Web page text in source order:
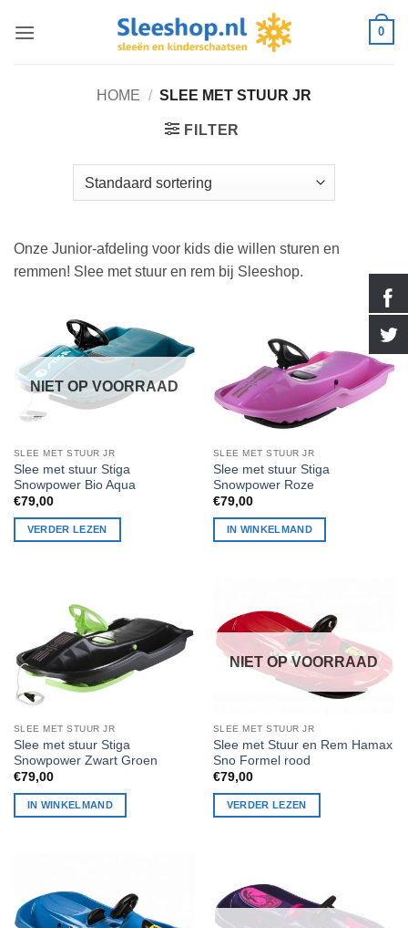
naar
0
HOME / SLEE MET STUUR JR
FILTER
Onze Junior-afdeling voor kids die willen sturen en
remmen! Slee met stuur en rem bij Sleeshop.
NIET OP VOORRAAD
SLEE MET STUUR JR
Slee met stuur Stiga
Snowpower Bio Aqua
€79,00
VERDER LEZEN
SLEE MET STUUR JR
Slee met stuur Stiga
Snowpower Roze
€79,00
IN WINKELMAND
SLEE MET STUUR JR
Slee met stuur Stiga
Snowpower Zwart Groen
€79,00
IN WINKELMAND
NIET OP VOORRAAD
SLEE MET STUUR JR
Slee met Stuur en Rem Hamax
Sno Formel rood
€79,00
VERDER LEZEN